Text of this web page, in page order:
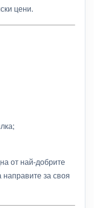
цени.
от най-добрите
направите за своя